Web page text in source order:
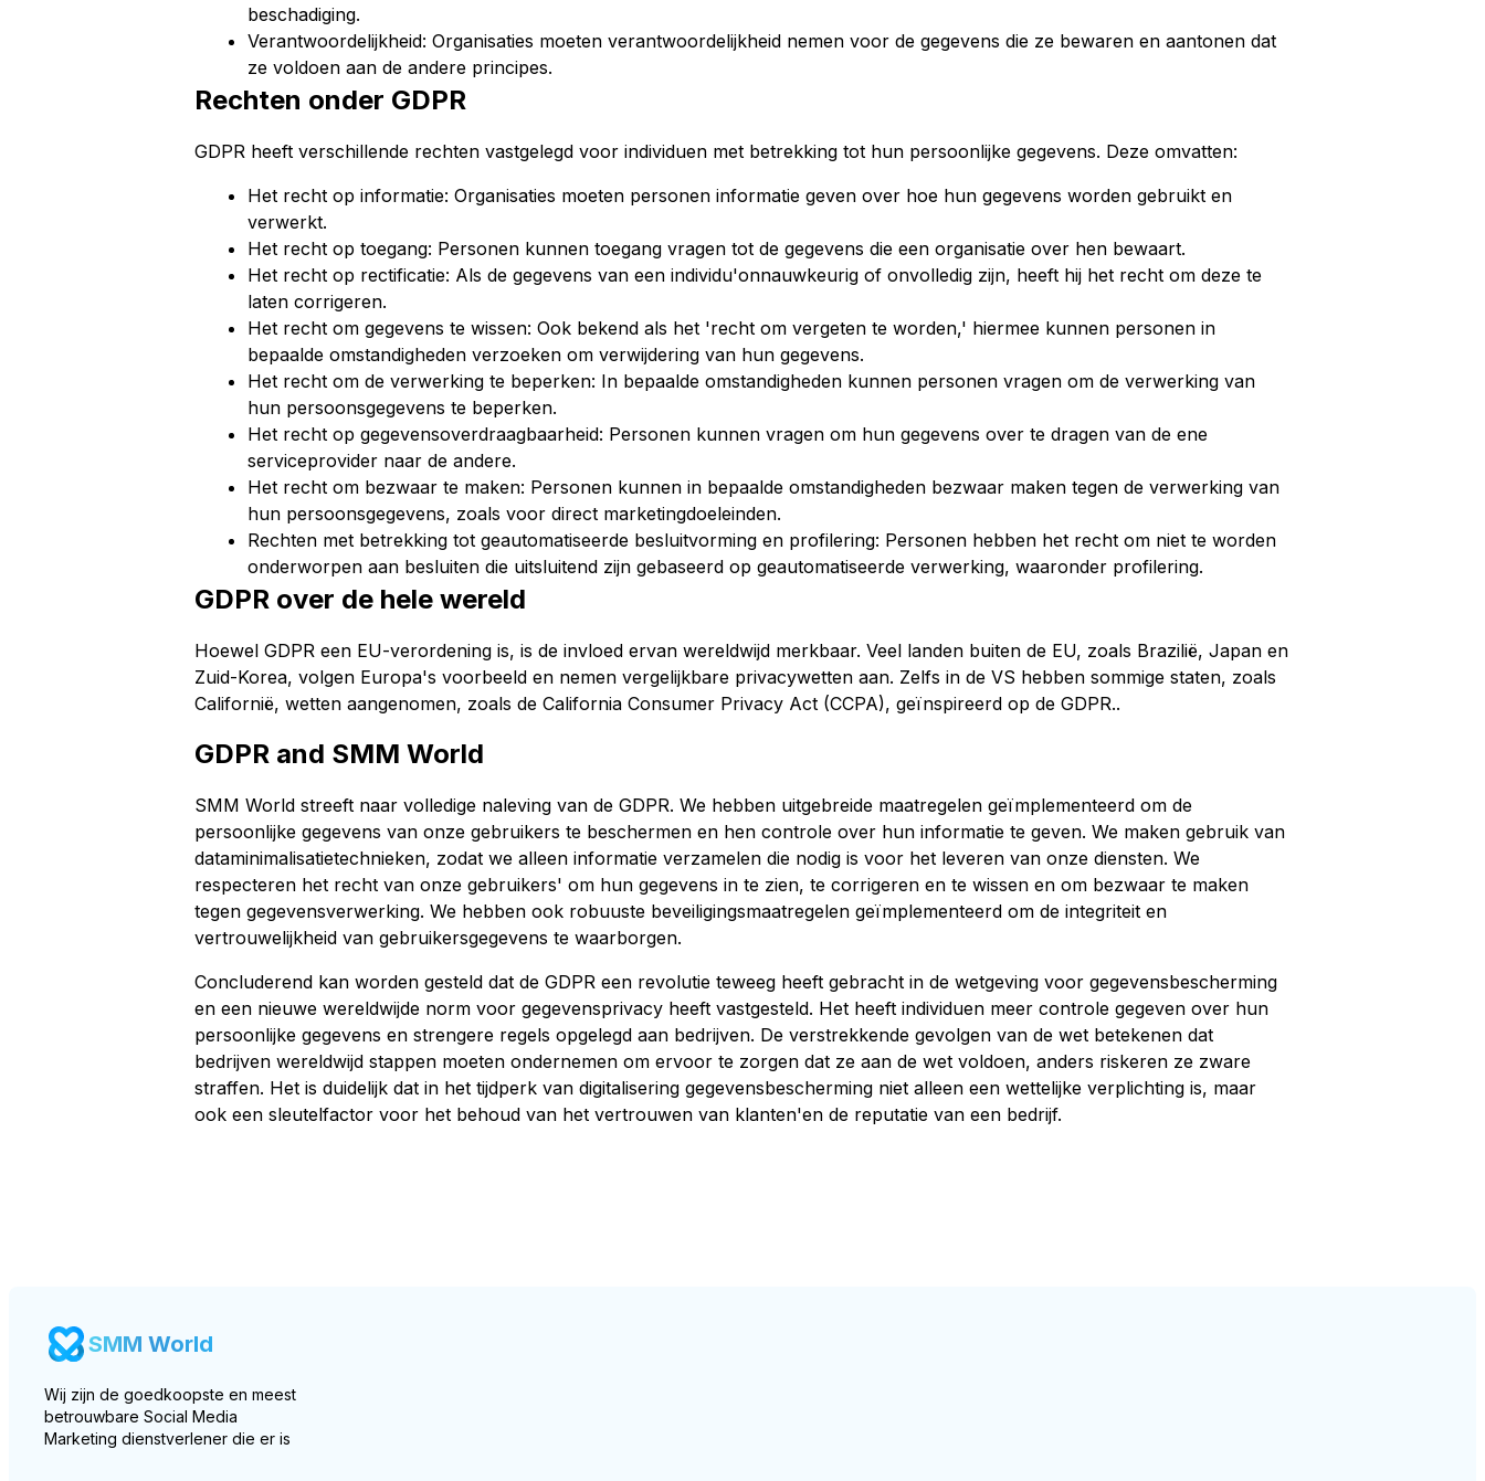
beschadiging.
Verantwoordelijkheid: Organisaties moeten verantwoordelijkheid nemen voor de gegevens die ze bewaren en aantonen dat
ze voldoen aan de andere principes.
Rechten onder GDPR
GDPR heeft verschillende rechten vastgelegd voor individuen met betrekking tot hun persoonlijke gegevens. Deze omvatten:
Het recht op informatie: Organisaties moeten personen informatie geven over hoe hun gegevens worden gebruikt en
verwerkt.
Het recht op toegang: Personen kunnen toegang vragen tot de gegevens die een organisatie over hen bewaart.
Het recht op rectificatie: Als de gegevens van een individu'onnauwkeurig of onvolledig zijn, heeft hij het recht om deze te
laten corrigeren.
Het recht om gegevens te wissen: Ook bekend als het 'recht om vergeten te worden,' hiermee kunnen personen in
bepaalde omstandigheden verzoeken om verwijdering van hun gegevens.
Het recht om de verwerking te beperken: In bepaalde omstandigheden kunnen personen vragen om de verwerking van
hun persoonsgegevens te beperken.
Het recht op gegevensoverdraagbaarheid: Personen kunnen vragen om hun gegevens over te dragen van de ene
serviceprovider naar de andere.
Het recht om bezwaar te maken: Personen kunnen in bepaalde omstandigheden bezwaar maken tegen de verwerking van
hun persoonsgegevens, zoals voor direct marketingdoeleinden.
Rechten met betrekking tot geautomatiseerde besluitvorming en profilering: Personen hebben het recht om niet te worden
onderworpen aan besluiten die uitsluitend zijn gebaseerd op geautomatiseerde verwerking, waaronder profilering.
GDPR over de hele wereld
Hoewel GDPR een EU-verordening is, is de invloed ervan wereldwijd merkbaar. Veel landen buiten de EU, zoals Brazilië, Japan en
Zuid-Korea, volgen Europa's voorbeeld en nemen vergelijkbare privacywetten aan. Zelfs in de VS hebben sommige staten, zoals
Californië, wetten aangenomen, zoals de California Consumer Privacy Act (CCPA), geïnspireerd op de GDPR..
GDPR and SMM World
SMM World streeft naar volledige naleving van de GDPR. We hebben uitgebreide maatregelen geïmplementeerd om de
persoonlijke gegevens van onze gebruikers te beschermen en hen controle over hun informatie te geven. We maken gebruik van
dataminimalisatietechnieken, zodat we alleen informatie verzamelen die nodig is voor het leveren van onze diensten. We
respecteren het recht van onze gebruikers' om hun gegevens in te zien, te corrigeren en te wissen en om bezwaar te maken
tegen gegevensverwerking. We hebben ook robuuste beveiligingsmaatregelen geïmplementeerd om de integriteit en
vertrouwelijkheid van gebruikersgegevens te waarborgen.
Concluderend kan worden gesteld dat de GDPR een revolutie teweeg heeft gebracht in de wetgeving voor gegevensbescherming
en een nieuwe wereldwijde norm voor gegevensprivacy heeft vastgesteld. Het heeft individuen meer controle gegeven over hun
persoonlijke gegevens en strengere regels opgelegd aan bedrijven. De verstrekkende gevolgen van de wet betekenen dat
bedrijven wereldwijd stappen moeten ondernemen om ervoor te zorgen dat ze aan de wet voldoen, anders riskeren ze zware
straffen. Het is duidelijk dat in het tijdperk van digitalisering gegevensbescherming niet alleen een wettelijke verplichting is, maar
ook een sleutelfactor voor het behoud van het vertrouwen van klanten'en de reputatie van een bedrijf.
SMM World
Wij zijn de goedkoopste en meest
betrouwbare Social Media
Marketing dienstverlener die er is